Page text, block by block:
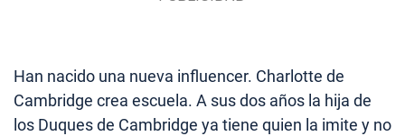
Han nacido una nueva influencer. Charlotte de
Cambridge crea escuela. A sus dos años la hija de
los Duques de Cambridge ya tiene quien la imite y no